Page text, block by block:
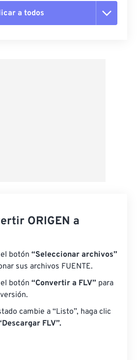
a todos
ORIGEN a
botón “Seleccionar archivos”
sus archivos FUENTE.
botón “Convertir a FLV” para
cambie a “Listo”, haga clic
FLV”.